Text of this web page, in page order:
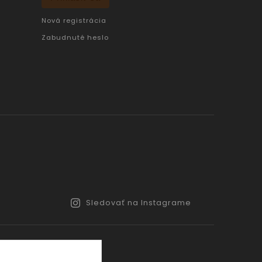
Nová registrácia
Zabudnuté heslo
Sledovať na Instagrame